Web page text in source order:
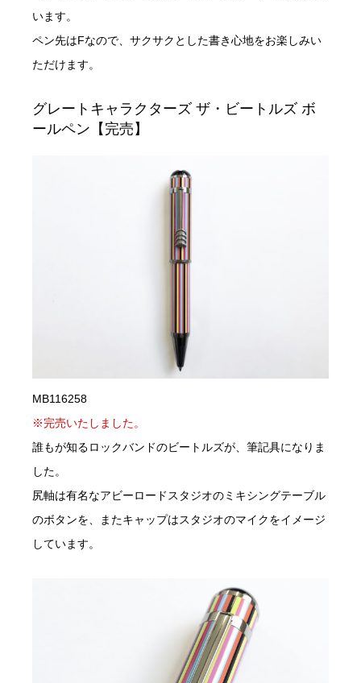
います。
ペン先はFなので、サクサクとした書き心地をお楽しみい
ただけます。
グレートキャラクターズ ザ・ビートルズ ボ
ールペン【完売】
MB116258
※完売いたしました。
誰もが知るロックバンドのビートルズが、筆記具になりま
した。
尻軸は有名なアビーロードスタジオのミキシングテーブル
のボタンを、またキャップはスタジオのマイクをイメージ
しています。